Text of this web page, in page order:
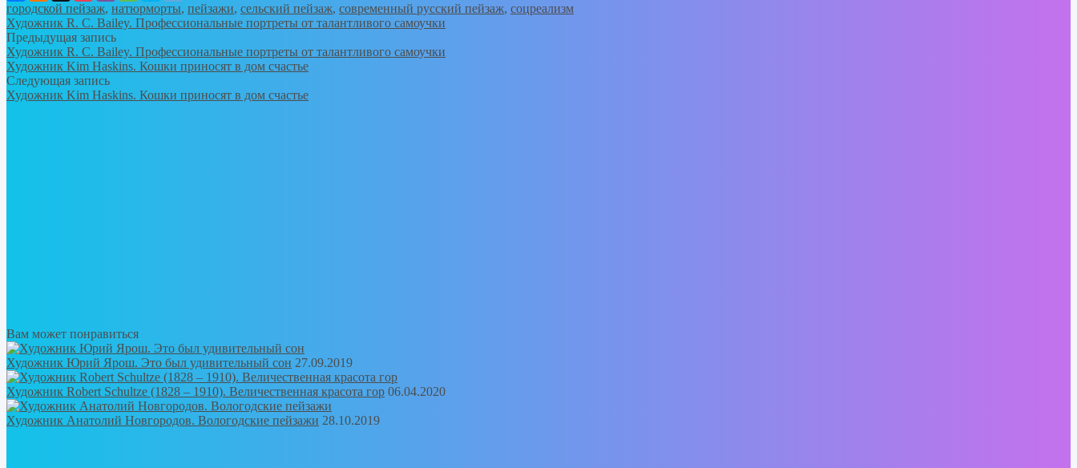
городской пейзаж, натюрморты, пейзажи, сельский пейзаж, современный русский пейзаж, соцреализм
Художник R. C. Bailey. Профессиональные портреты от талантливого самоучки
Предыдущая запись
Художник R. C. Bailey. Профессиональные портреты от талантливого самоучки
Художник Kim Haskins. Кошки приносят в дом счастье
Следующая запись
Художник Kim Haskins. Кошки приносят в дом счастье
Вам может понравиться
Художник Юрий Ярош. Это был удивительный сон 27.09.2019
Художник Robert Schultze (1828 – 1910). Величественная красота гор 06.04.2020
Художник Анатолий Новгородов. Вологодские пейзажи 28.10.2019